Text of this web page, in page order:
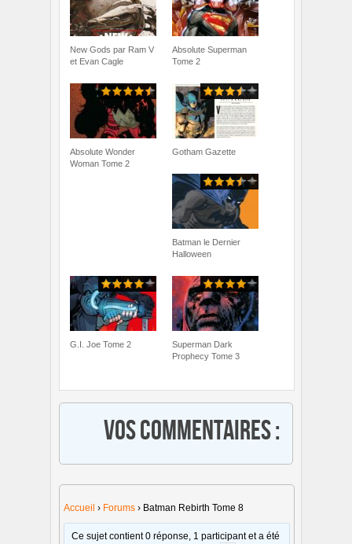
New Gods par Ram V
et Evan Cagle
Absolute Superman
Tome 2
Absolute Wonder
Woman Tome 2
Gotham Gazette
Batman le Dernier
Halloween
G.I. Joe Tome 2
Superman Dark
Prophecy Tome 3
Vos commentaires :
Accueil › Forums › Batman Rebirth Tome 8
Ce sujet contient 0 réponse, 1 participant et a été